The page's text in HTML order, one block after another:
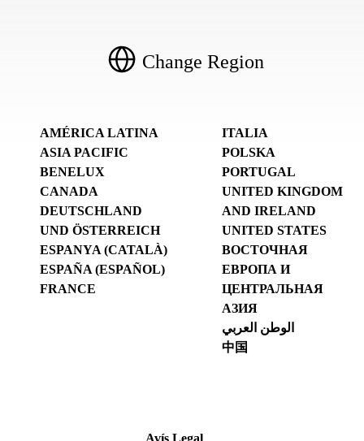
Change Region
AMÉRICA LATINA
ASIA PACIFIC
BENELUX
CANADA
DEUTSCHLAND
UND ÖSTERREICH
ESPANYA (CATALÀ)
ESPAÑA (ESPAÑOL)
FRANCE
ITALIA
POLSKA
PORTUGAL
UNITED KINGDOM
AND IRELAND
UNITED STATES
ВОСТОЧНАЯ
ЕВРОПА И
ЦЕНТРАЛЬНАЯ
АЗИЯ
الوطن العربي
中国
Avís Legal